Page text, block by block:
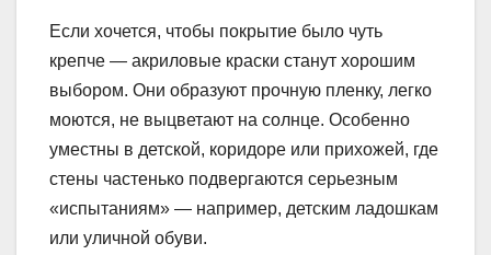
Если хочется, чтобы покрытие было чуть
крепче — акриловые краски станут хорошим
выбором. Они образуют прочную пленку, легко
моются, не выцветают на солнце. Особенно
уместны в детской, коридоре или прихожей, где
стены частенько подвергаются серьезным
«испытаниям» — например, детским ладошкам
или уличной обуви.